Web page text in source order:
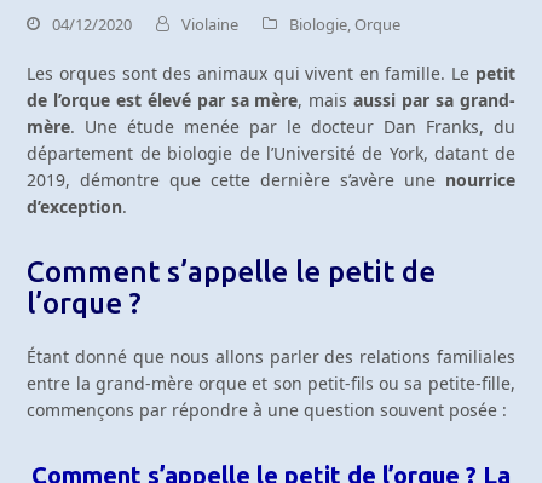
04/12/2020 Violaine Biologie,Orque
Les orques sont des animaux qui vivent en famille. Le petit
de l’orque est élevé par sa mère, maisaussi par sa grand-
mère. Une étude menée par le docteur Dan Franks, du
département de biologie de l’Université de York, datant de
2019, démontre que cette dernière s’avère une nourrice
d’exception.
Comment s’appelle le petit de
l’orque ?
Étant donné que nous allons parler des relations familiales
entre la grand-mère orque et son petit-fils ou sa petite-fille,
commençons par répondre à une question souvent posée :
Comment s’appelle le petit de l’orque ? La